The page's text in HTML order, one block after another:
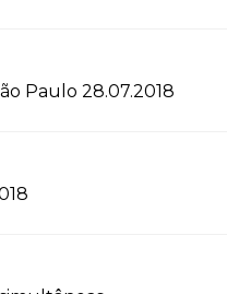
Paulo 28.07.2018